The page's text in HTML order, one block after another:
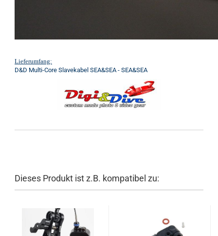
Lieferumfang:
D&D Multi-Core Slavekabel SEA&SEA - SEA&SEA
Dieses Produkt ist z.B. kompatibel zu: